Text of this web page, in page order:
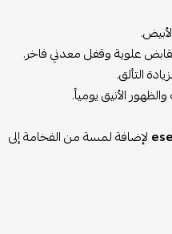
علوية وقفل معدني فاخر.
التألق.
الأنيق يومياً.
لإضافة لمسة من الفخامة إلى